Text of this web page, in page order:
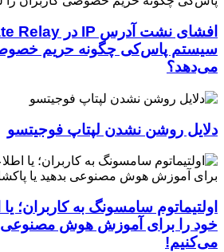
سیستم پاس‌کی چگونه حریم
می‌دهد؟
دلایل روشن نشدن لپتاپ فوجیتسو
اولتیماتوم سامسونگ به کاربران؛
خود را برای آموزش هوش مصنوعی
می‌کنیم!